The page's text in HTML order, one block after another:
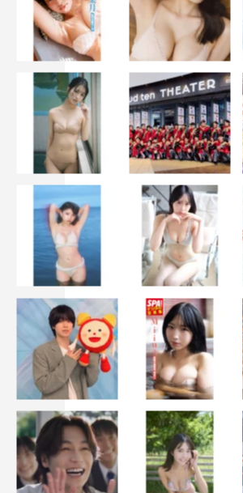
に「カメラの後ろ側」もしくは「カメ
所」に、逃げるようにして位置を変え
しかし、この日は“撮影現場のシーンを
め、制作スタッフはむしろ“映りこん
くらなければならない”という立場。
助手も、監督も、助監督も、プロデュ
も、美術さんも、ヘアメイクさん・ス
みんな“逃げる”必要がない。誰もがス
つつ、エキストラとして“出演”もする
また、カメラ・照明機材のスタンド類
のモニター機材、俳優が休憩するため
ャンピングテーブルなどもカメラの死
なく、すべてが堂々とカメラに映りこ
道具”となっていた（かく言う記者自
て出演している）。
こうした、 “いつもとは違う撮影条件”
配だった天候の好転、さらに座長・船
入れ”の効果も相まって、この日の崖ロ
でのびやかな雰囲気の中で進められた